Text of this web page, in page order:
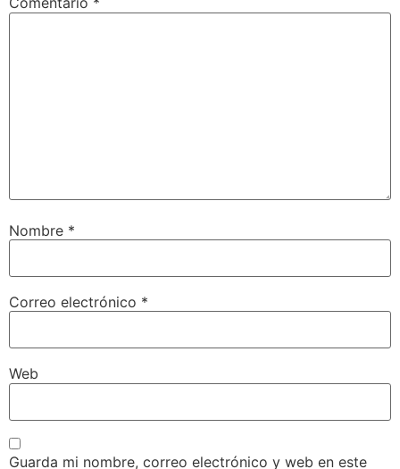
Nombre *
Correo electrónico *
Web
Guarda mi nombre, correo electrónico y web en este